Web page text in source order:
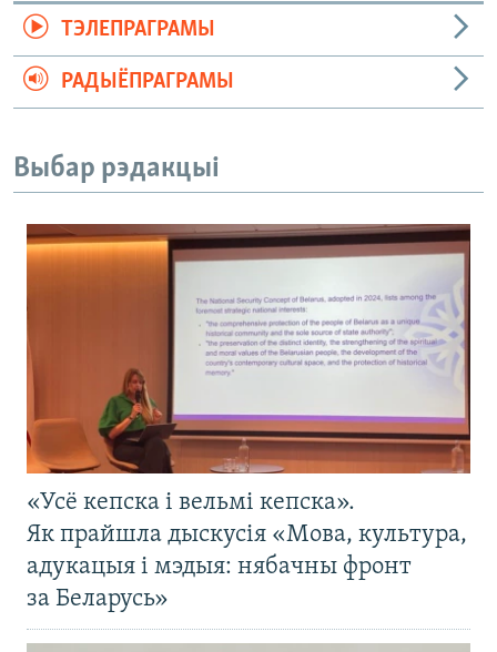
ТЭЛЕПРАГРАМЫ
РАДЫЁПРАГРАМЫ
Выбар рэдакцыі
«Усё кепска і вельмі кепска».
Як прайшла дыскусія «Мова, культура,
адукацыя і мэдыя: нябачны фронт
за Беларусь»